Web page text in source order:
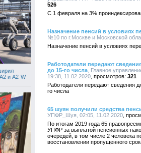
и A2-W
526
С 1 февраля на 3%
Назначение пенсий в условиях
№10 по г.Москве и Московской
Назначение пенсий в условиях
Работодатели передают
до 15-го числа , Главное
19:38, 11.02.2020
321
Работодатели передают сведения
го числа
65 шуян получили средства
УПФР_Шуя, 02:05, 11.02.2020
По итогам 2019 года 65
УПФР за выплатой пенсионных
очередей, в том числе 2 человека
восстановлении пропущенного